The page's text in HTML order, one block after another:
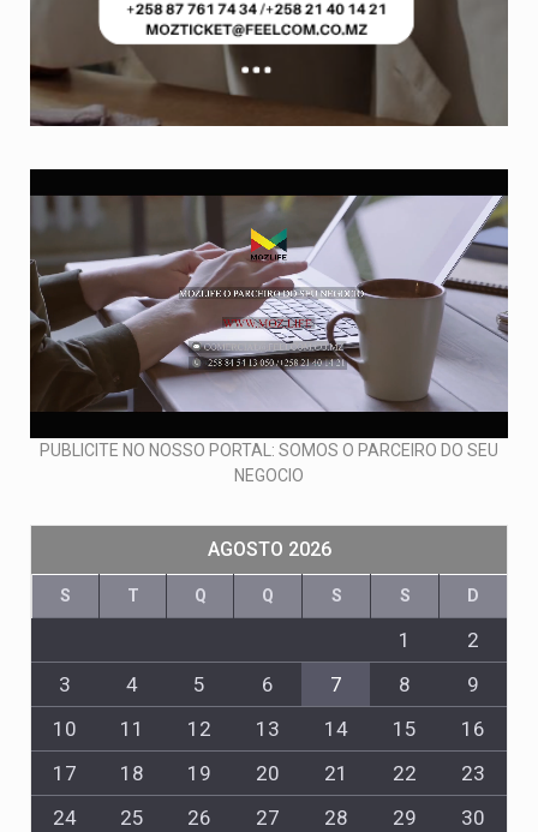
PUBLICITE NO NOSSO PORTAL: SOMOS O PARCEIRO DO SEU
NEGOCIO
AGOSTO 2026
S T Q Q S S D
1
2
3
4 5 6 7 8
9
10
11 12 13 14 15
16
17
18 19 20 21 22
23
24
25 26 27 28 29
30